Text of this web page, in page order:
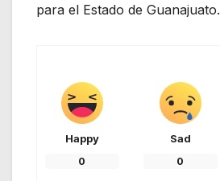
para el Estado de Guanajuato.
Happy
0
Sad
0